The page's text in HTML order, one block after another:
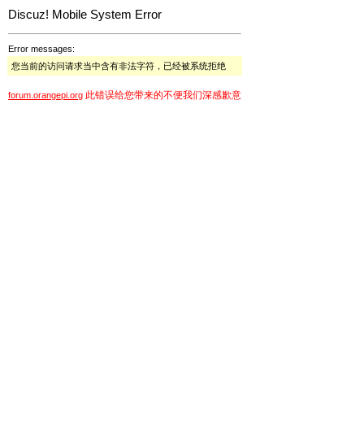
Discuz! Mobile System Error
Error messages:
您当前的访问请求当中含有非法字符，已经被系统拒绝
forum.orangepi.org 此错误给您带来的不便我们深感歉意